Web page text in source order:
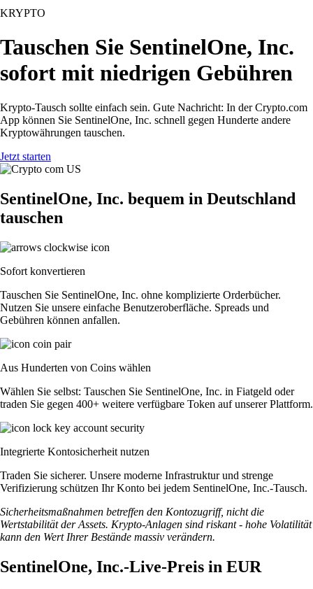
KRYPTO
Tauschen Sie SentinelOne, Inc.
sofort mit niedrigen Gebühren
Krypto-Tausch sollte einfach sein. Gute Nachricht: In der Crypto.com
App können Sie SentinelOne, Inc. schnell gegen Hunderte andere
Kryptowährungen tauschen.
Jetzt starten
SentinelOne, Inc. bequem in Deutschland
tauschen
Sofort konvertieren
Tauschen Sie SentinelOne, Inc. ohne komplizierte Orderbücher.
Nutzen Sie unsere einfache Benutzeroberfläche. Spreads und
Gebühren können anfallen.
Aus Hunderten von Coins wählen
Wählen Sie selbst: Tauschen Sie SentinelOne, Inc. in Fiatgeld oder
traden Sie gegen 400+ weitere verfügbare Token auf unserer Plattform.
Integrierte Kontosicherheit nutzen
Traden Sie sicherer. Unsere moderne Infrastruktur und strenge
Verifizierung schützen Ihr Konto bei jedem SentinelOne, Inc.-Tausch.
Sicherheitsmaßnahmen betreffen den Kontozugriff, nicht die
Wertstabilität der Assets. Krypto-Anlagen sind riskant - hohe Volatilität
kann den Wert Ihrer Bestände massiv verändern.
SentinelOne, Inc.-Live-Preis in EUR